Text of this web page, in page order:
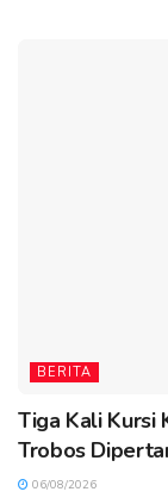
BERITA
Tiga Kali Kursi
Trobos
06/08/2026